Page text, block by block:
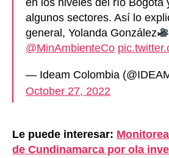
en los niveles del río Bogotá
algunos sectores. Así lo
general, Yolanda González
@MinAmbienteCo
— Ideam Colombia
October 27, 2022
Le puede interesar:
de Cundinamarca por ola